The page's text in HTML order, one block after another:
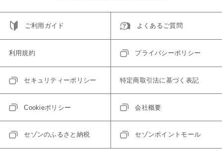
ご利用ガイド よくあるご質問
利用規約 プライバシーポリシー
セキュリティーポリシー 特定商取引法に基づく表記
Cookieポリシー 会社概要
セゾンのふるさと納税 セゾンポイントモール